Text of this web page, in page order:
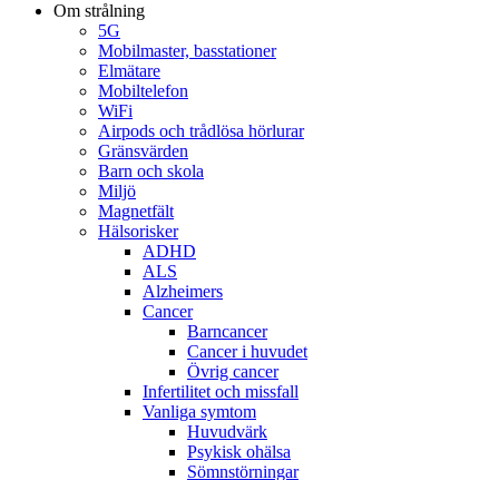
Om strålning
5G
Mobilmaster, basstationer
Elmätare
Mobiltelefon
WiFi
Airpods och trådlösa hörlurar
Gränsvärden
Barn och skola
Miljö
Magnetfält
Hälsorisker
ADHD
ALS
Alzheimers
Cancer
Barncancer
Cancer i huvudet
Övrig cancer
Infertilitet och missfall
Vanliga symtom
Huvudvärk
Psykisk ohälsa
Sömnstörningar